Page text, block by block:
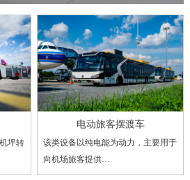
坪转
电动旅客摆渡车
该类设备以纯电能为动力，主要用于
向机场旅客提供…